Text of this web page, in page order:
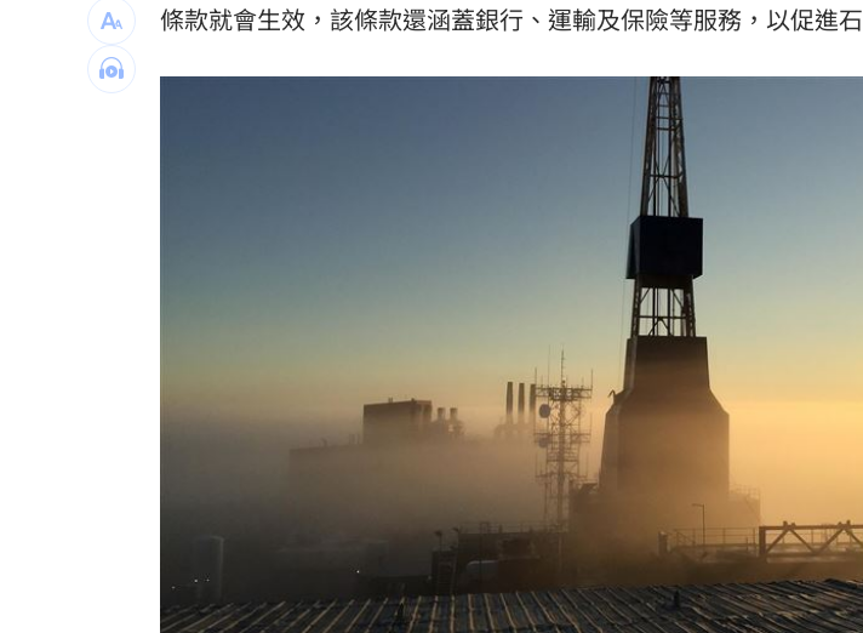
勞動部：Uber Eats疊單計算方式違法 00:19
斷交國200萬磅蝦遭我友邦封殺！業者慘叫 23:54
條款就會生效，該條款還涵蓋銀行、運輸及保險等服務，以促進